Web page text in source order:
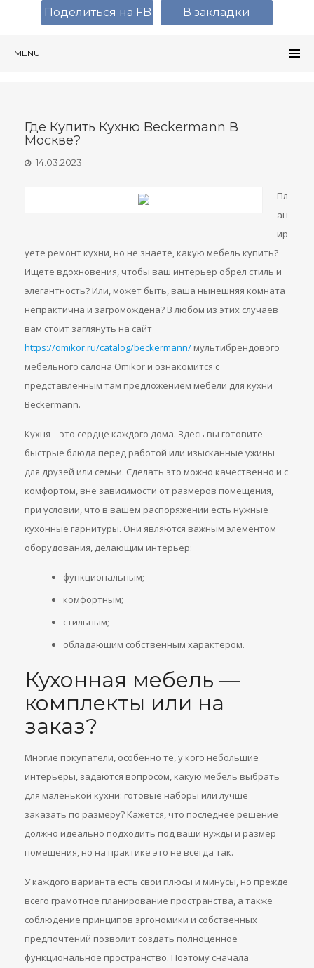
MENU
Где Купить Кухню Beckermann В
Москве?
14.03.2023
Пл
ан
ир
уете ремонт кухни, но не знаете, какую мебель купить?
Ищете вдохновения, чтобы ваш интерьер обрел стиль и
элегантность? Или, может быть, ваша нынешняя комната
непрактична и загромождена? В любом из этих случаев
вам стоит заглянуть на сайт
https://omikor.ru/catalog/beckermann/ мультибрендового
мебельного салона Оmikor и ознакомится с
представленным там предложением мебели для кухни
Beckermann.
Кухня – это сердце каждого дома. Здесь вы готовите
быстрые блюда перед работой или изысканные ужины
для друзей или семьи. Сделать это можно качественно и с
комфортом, вне зависимости от размеров помещения,
при условии, что в вашем распоряжении есть нужные
кухонные гарнитуры. Они являются важным элементом
оборудования, делающим интерьер:
функциональным;
комфортным;
стильным;
обладающим собственным характером.
Кухонная мебель —
комплекты или на
заказ?
Многие покупатели, особенно те, у кого небольшие
интерьеры, задаются вопросом, какую мебель выбрать
для маленькой кухни: готовые наборы или лучше
заказать по размеру? Кажется, что последнее решение
должно идеально подходить под ваши нужды и размер
помещения, но на практике это не всегда так.
У каждого варианта есть свои плюсы и минусы, но прежде
всего грамотное планирование пространства, а также
соблюдение принципов эргономики и собственных
предпочтений позволит создать полноценное
функциональное пространство. Поэтому сначала
Поделиться на FB В закладки